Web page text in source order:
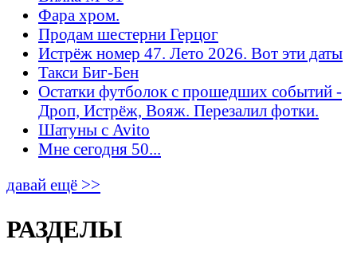
Фара хром.
Продам шестерни Герцог
Истрёж номер 47. Лето 2026. Вот эти даты
Такси Биг-Бен
Остатки футболок с прошедших событий -
Дроп, Истрёж, Вояж. Перезалил фотки.
Шатуны с Avito
Мне сегодня 50...
давай ещё >>
РАЗДЕЛЫ